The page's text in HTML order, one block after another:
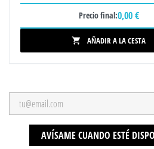
Precio final:0,00 €
 AÑADIR A LA CESTA
AVÍSAME CUANDO ESTÉ